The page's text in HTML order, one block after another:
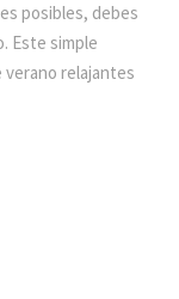
posibles, debes
Este simple
verano relajantes